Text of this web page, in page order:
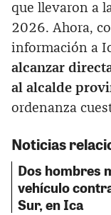
que llevaron a
2026. Ahora,
información a
alcanzar
al alcalde
ordenanza
Noticias
Dos hombres
vehículo
Sur, en Ica